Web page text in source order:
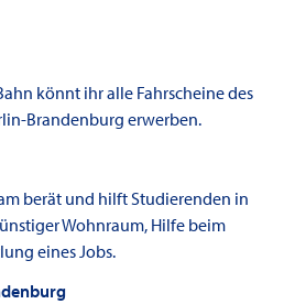
könnt ihr alle Fahrscheine des
Brandenburg erwerben.
berät und hilft Studierenden in
Wohnraum, Hilfe beim
eines Jobs.